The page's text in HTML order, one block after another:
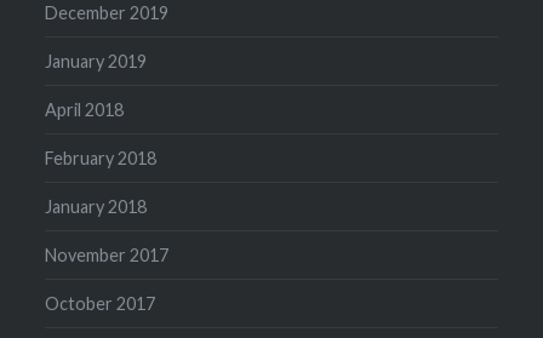
December 2019
January 2019
April 2018
February 2018
January 2018
November 2017
October 2017